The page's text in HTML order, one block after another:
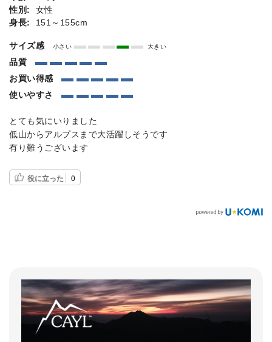
性別:
女性
身長:
151～155cm
サイズ感 小さい 大きい
品質
お買い得感
使いやすさ
とても気にいりました
低山からアルプスまで大活躍しそうです
有り難うございます
役に立った 0